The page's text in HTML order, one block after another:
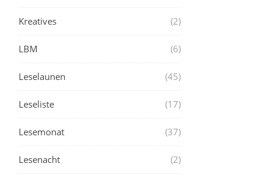
Kreatives (2)
LBM (6)
Leselaunen (45)
Leseliste (17)
Lesemonat (37)
Lesenacht (2)